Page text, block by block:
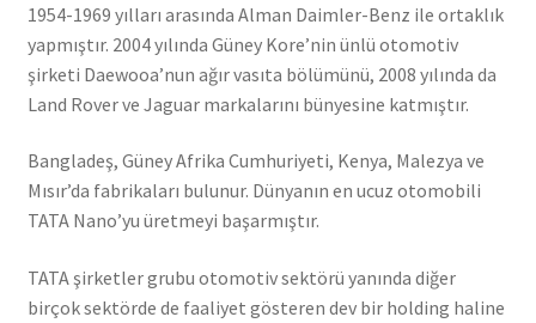
1954-1969 yılları arasında Alman Daimler-Benz ile ortaklık
yapmıştır. 2004 yılında Güney Kore’nin ünlü otomotiv
şirketi Daewooa’nun ağır vasıta bölümünü, 2008 yılında da
Land Rover ve Jaguar markalarını bünyesine katmıştır.
Bangladeş, Güney Afrika Cumhuriyeti, Kenya, Malezya ve
Mısır’da fabrikaları bulunur. Dünyanın en ucuz otomobili
TATA Nano’yu üretmeyi başarmıştır.
TATA şirketler grubu otomotiv sektörü yanında diğer
birçok sektörde de faaliyet gösteren dev bir holding haline